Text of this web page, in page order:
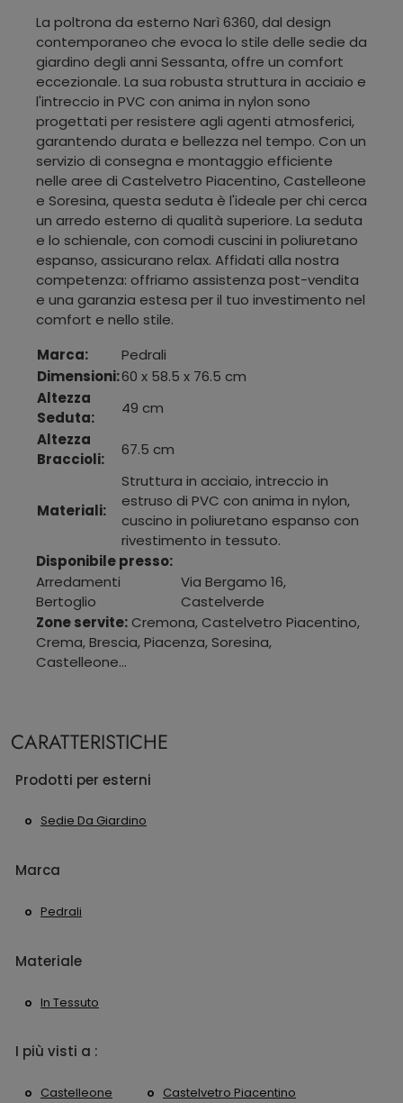
La poltrona da esterno Narì 6360, dal design
contemporaneo che evoca lo stile delle sedie da
giardino degli anni Sessanta, offre un comfort
eccezionale. La sua robusta struttura in acciaio e
l'intreccio in PVC con anima in nylon sono
progettati per resistere agli agenti atmosferici,
garantendo durata e bellezza nel tempo. Con un
servizio di consegna e montaggio efficiente
nelle aree di Castelvetro Piacentino, Castelleone
e Soresina, questa seduta è l'ideale per chi cerca
un arredo esterno di qualità superiore. La seduta
e lo schienale, con comodi cuscini in poliuretano
espanso, assicurano relax. Affidati alla nostra
competenza: offriamo assistenza post-vendita
e una garanzia estesa per il tuo investimento nel
comfort e nello stile.
Marca:
Pedrali
Dimensioni:60 x 58.5 x 76.5 cm
Altezza
Seduta:
49 cm
Altezza
Braccioli:
67.5 cm
Materiali:
Struttura in acciaio, intreccio in
estruso di PVC con anima in nylon,
cuscino in poliuretano espanso con
rivestimento in tessuto.
Disponibile presso:
Arredamenti
Bertoglio
Via Bergamo 16,
Castelverde
Zone servite: Cremona, Castelvetro Piacentino,
Crema, Brescia, Piacenza, Soresina,
Castelleone...
CARATTERISTICHE
Prodotti per esterni
Sedie Da Giardino
Marca
Pedrali
Materiale
In Tessuto
I più visti a :
Castelleone Castelvetro Piacentino